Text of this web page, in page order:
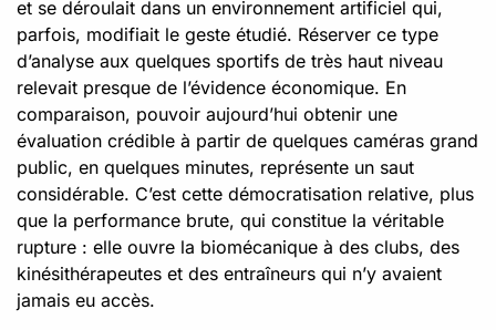
et se déroulait dans un environnement artificiel qui,
parfois, modifiait le geste étudié. Réserver ce type
d’analyse aux quelques sportifs de très haut niveau
relevait presque de l’évidence économique. En
comparaison, pouvoir aujourd’hui obtenir une
évaluation crédible à partir de quelques caméras grand
public, en quelques minutes, représente un saut
considérable. C’est cette démocratisation relative, plus
que la performance brute, qui constitue la véritable
rupture : elle ouvre la biomécanique à des clubs, des
kinésithérapeutes et des entraîneurs qui n’y avaient
jamais eu accès.